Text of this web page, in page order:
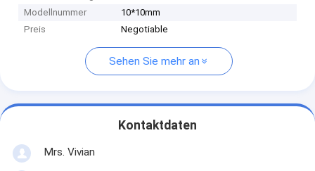
Modellnummer
10*10mm
Preis
Negotiable
Sehen Sie mehr an
Kontaktdaten
Mrs. Vivian